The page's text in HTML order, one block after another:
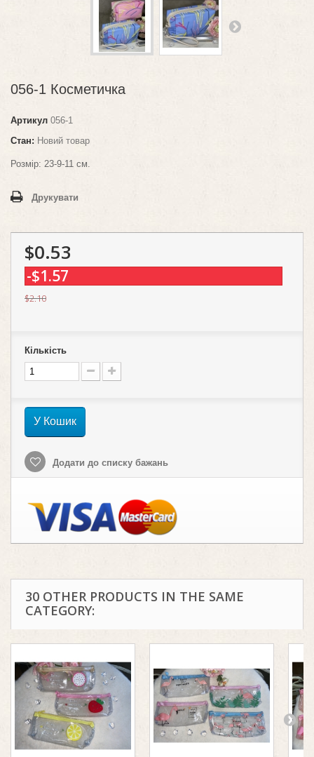
056-1 Косметичка
Артикул 056-1
Стан: Новий товар
Розмір: 23-9-11 см.
Друкувати
$0.53
-$1.57
$2.10
Кількість
У Кошик
Додати до списку бажань
30 OTHER PRODUCTS IN THE SAME
CATEGORY: